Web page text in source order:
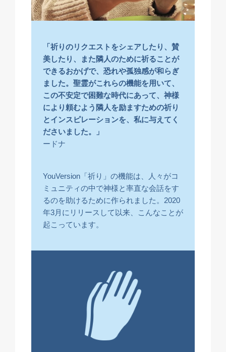
「祈りのリクエストをシェアしたり、賛
美したり、また隣人のために祈ることが
できるおかげで、恐れや孤独感が和らぎ
ました。聖霊がこれらの機能を用いて、
この不安定で困難な時代にあって、神様
により頼むよう隣人を励ますための祈り
とインスピレーションを、私に与えてく
ださいました。」
ードナ
YouVersion「祈り」の機能は、人々がコ
ミュニティの中で神様と率直な会話をす
るのを助けるために作られました。2020
年3月にリリースして以来、こんなことが
起こっています。